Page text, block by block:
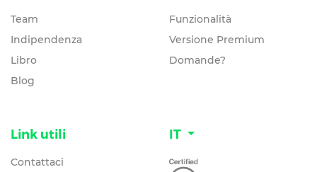
Team
Indipendenza
Libro
Blog
Funzionalità
Versione Premium
Domande?
Link utili
Contattaci
IT